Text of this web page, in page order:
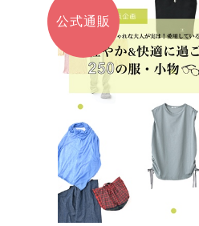
公式通販